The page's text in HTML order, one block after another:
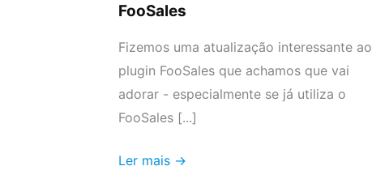
FooSales
Fizemos uma atualização interessante ao
plugin FooSales que achamos que vai
adorar - especialmente se já utiliza o
FooSales [...]
Ler mais →